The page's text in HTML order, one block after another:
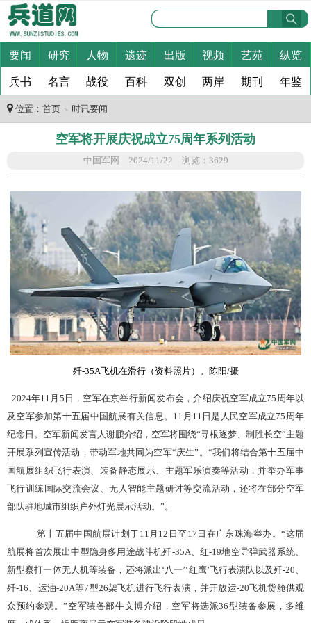
要闻 研究 人物 遗迹 出版 视频 艺苑 纵览
兵书 名言 战役 百科 双创 两岸 期刊 年鉴
位置： 首页 ＞ 时讯要闻
空军将开展庆祝成立75周年系列活动
中国军网 2024/11/22 浏览：3629
歼-35A飞机在滑行（资料照片）。陈阳/摄
2024年11月5日，空军在京举行新闻发布会，介绍庆祝空军成立75周年以
及空军参加第十五届中国航展有关信息。 11 月11日是人民空军成立75周年
纪念日。空军新闻发言人谢鹏介绍，空军将围绕“寻根逐梦、制胜长空”主题
开展系列宣传活动，带动军地共同为空军“庆生”。“我们将结合第十五届中
国航展组织飞行表演、装备静态展示、主题军乐演奏等活动，并举办军事
飞行训练国际交流会议、无人智能主题研讨等交流活动，还将在部分空军
部队驻地城市组织户外灯光展示活动。”。
第十五届中国航展计划于11 月 12 日至 17 日在广东珠海举办。“这届
航展将首次展出中型隐身多用途战斗机歼-35A 、红-19地空导弹武器系统、
新型察打一体无人机等装备，还将派出 ‘ 八一’‘红鹰’飞行表演队以及歼-20
歼-16 、运油-20A等7型26架飞机进行飞行表演，并开放运-20飞机货舱供观
众预约参观。” 空军装备部牛文博介绍，空军将选派36型装备参展，多维